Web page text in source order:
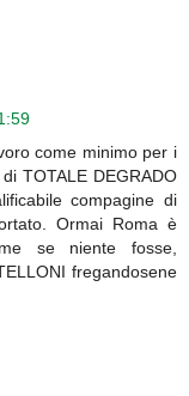
come minimo per i
TOTALE DEGRADO
compagine di
Ormai Roma è
se niente fosse,
fregandosene